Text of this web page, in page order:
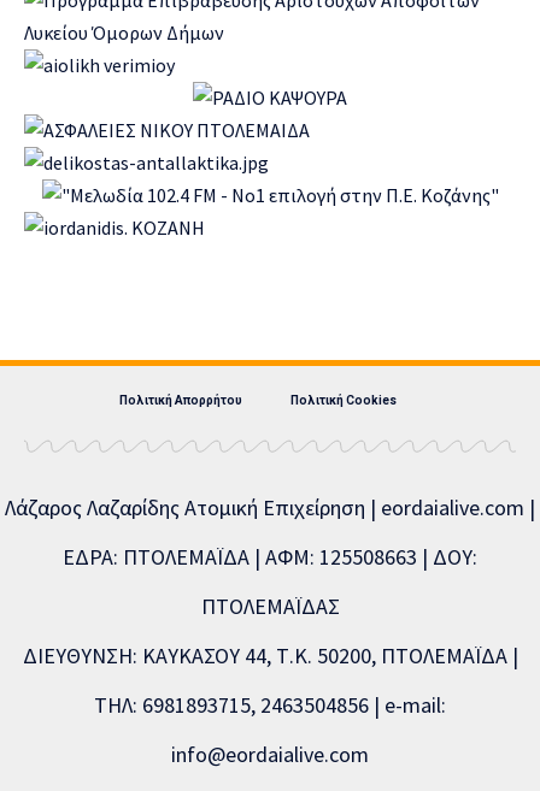
Πολιτική Απορρήτου Πολιτική Cookies
Λάζαρος Λαζαρίδης Ατομική Επιχείρηση | eordaialive.com |
ΕΔΡΑ: ΠΤΟΛΕΜΑΪΔΑ | ΑΦΜ: 125508663 | ΔΟΥ:
ΠΤΟΛΕΜΑΪΔΑΣ
ΔΙΕΥΘΥΝΣΗ: ΚΑΥΚΑΣΟΥ 44, Τ.Κ. 50200, ΠΤΟΛΕΜΑΪΔΑ |
ΤΗΛ: 6981893715, 2463504856 | e-mail:
info@eordaialive.com